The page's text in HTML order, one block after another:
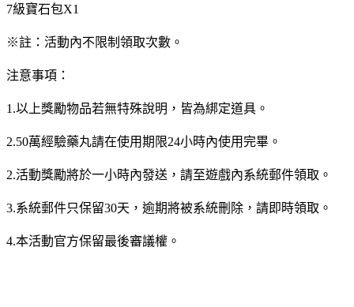
7級寶石包X1
※註：活動內不限制領取次數。
注意事項：
1.以上獎勵物品若無特殊說明，皆為綁定道具。
2.50萬經驗藥丸請在使用期限24小時內使用完畢。
2.活動獎勵將於一小時內發送，請至遊戲內系統郵件領取。
3.系統郵件只保留30天，逾期將被系統刪除，請即時領取。
4.本活動官方保留最後審議權。